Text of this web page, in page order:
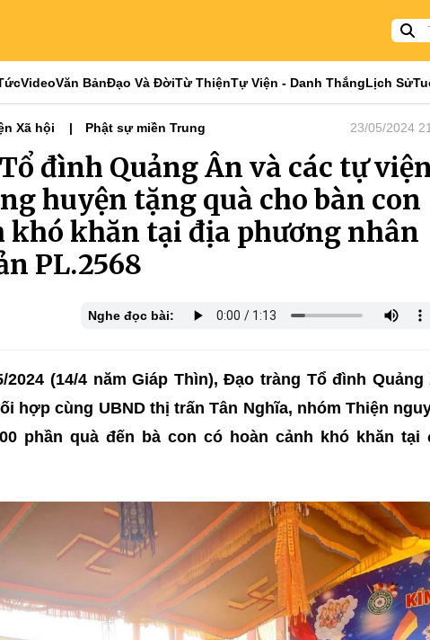
VideoVăn BảnĐạo Và ĐờiTừ ThiệnTự Viện - Danh ThắngLịch Sử
Xã hội Phật sự miền Trung 23/05/2024
đình Quảng Ân và các tự
huyện tặng quà cho bàn con
khó khăn tại địa phương nhân
PL.2568
Nghe đọc bài:
2024 (14/4 năm Giáp Thìn), Đạo tràng Tổ đình Quảng
hợp cùng UBND thị trấn Tân Nghĩa, nhóm Thiện
phần quà đến bà con có hoàn cảnh khó khăn tại